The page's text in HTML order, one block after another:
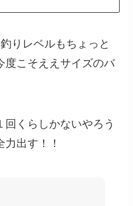
りレベルもちょっと
度こそええサイズのバ
回くらしかないやろう
出す！！